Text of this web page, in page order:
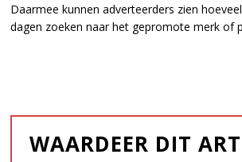
Daarmee kunnen adverteerders zien
dagen zoeken naar het gepromote merk of
WAARDEER DIT